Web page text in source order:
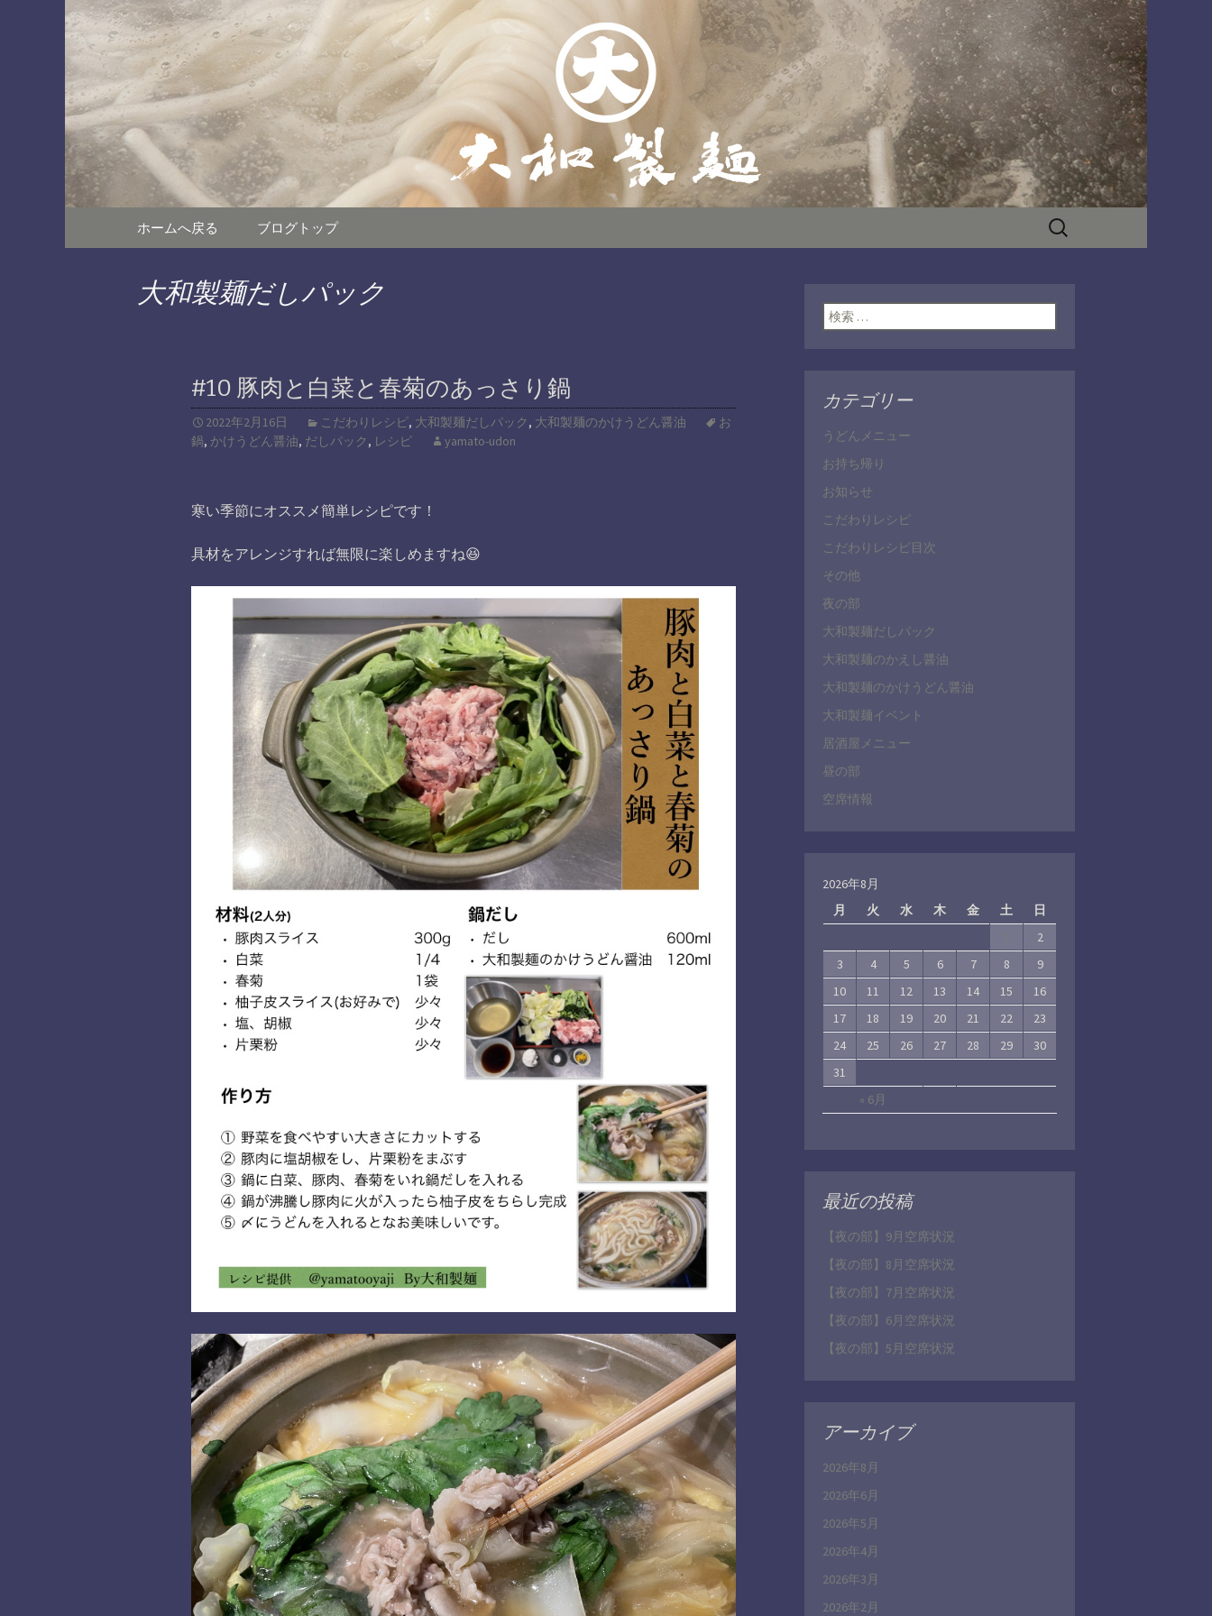
広島駅から徒歩３分!本格うどんをセルフ
でご提供。「大和製麺」の公式ブログ
広島の新熟成うどんが自慢の「大和製麺」は広島駅南口から徒歩３分のエキニシにございます。つる
つる、もちもちの熟成うどんとこだわりの黄金ダシが自慢です。気軽に食べれるセルフスタイルで学
生さんからサラリーマンまで大人気！季節のうどんもお見逃しなく！
コンテンツへ移動
ホームへ戻る ブログトップ
検
大和製麺だしパック
#10 豚肉と白菜と春菊のあっさり鍋
2022年2月16日 こだわりレシピ, 大和製麺だしパック , 大和製麺のかけうどん醤油
お
鍋, かけうどん醤油, だしパック , レシピ yamato-udon
寒い季節にオススメ簡単レシピです！
具材をアレンジすれば無限に楽しめますね😆
検索:
カテゴリー
うどんメニュー
お持ち帰り
お知らせ
こだわりレシピ
こだわりレシピ目次
その他
夜の部
大和製麺だしパック
大和製麺のかえし醤油
大和製麺のかけうどん醤油
大和製麺イベント
居酒屋メニュー
昼の部
空席情報
2026年8月
月
火 水 木 金 土 日
« 6月
2
3
4 5 6 7 8
9
10
11 12 13 14 15
16
17
18 19 20 21 22
23
24
25 26 27 28 29
30
31
最近の投稿
【夜の部】9月空席状況
【夜の部】8月空席状況
【夜の部】7月空席状況
【夜の部】6月空席状況
【夜の部】5月空席状況
アーカイブ
2026年8月
2026年6月
2026年5月
2026年4月
2026年3月
2026年2月